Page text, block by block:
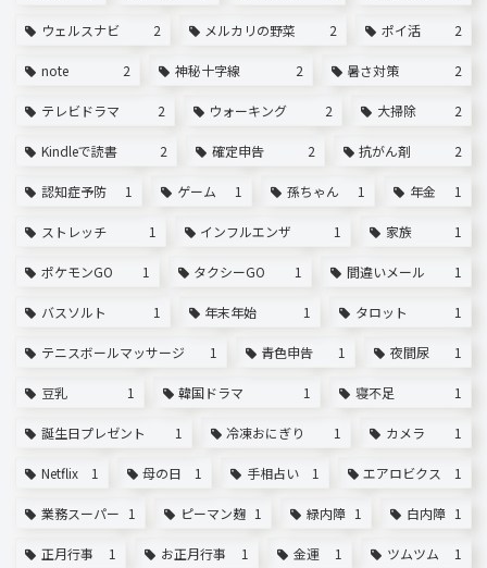
ウェルスナビ 2 メルカリの野菜 2 ポイ活 2
note 2 神秘十字線 2 暑さ対策 2
テレビドラマ 2 ウォーキング 2 大掃除 2
Kindleで読書 2 確定申告 2 抗がん剤 2
認知症予防 1 ゲーム 1 孫ちゃん 1 年金 1
ストレッチ 1 インフルエンザ 1 家族 1
ポケモンGO 1 タクシーGO 1 間違いメール 1
バスソルト 1 年末年始 1 タロット 1
テニスボールマッサージ 1 青色申告 1 夜間尿 1
豆乳 1 韓国ドラマ 1 寝不足 1
誕生日プレゼント 1 冷凍おにぎり 1 カメラ 1
Netflix 1 母の日 1 手相占い 1 エアロビクス 1
業務スーパー 1 ピーマン麹 1 緑内障 1 白内障 1
正月行事 1 お正月行事 1 金運 1 ツムツム 1